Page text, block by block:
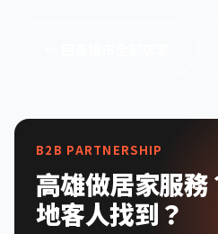
B2B PARTNERSHIP
高雄做居家服
地客人找到？